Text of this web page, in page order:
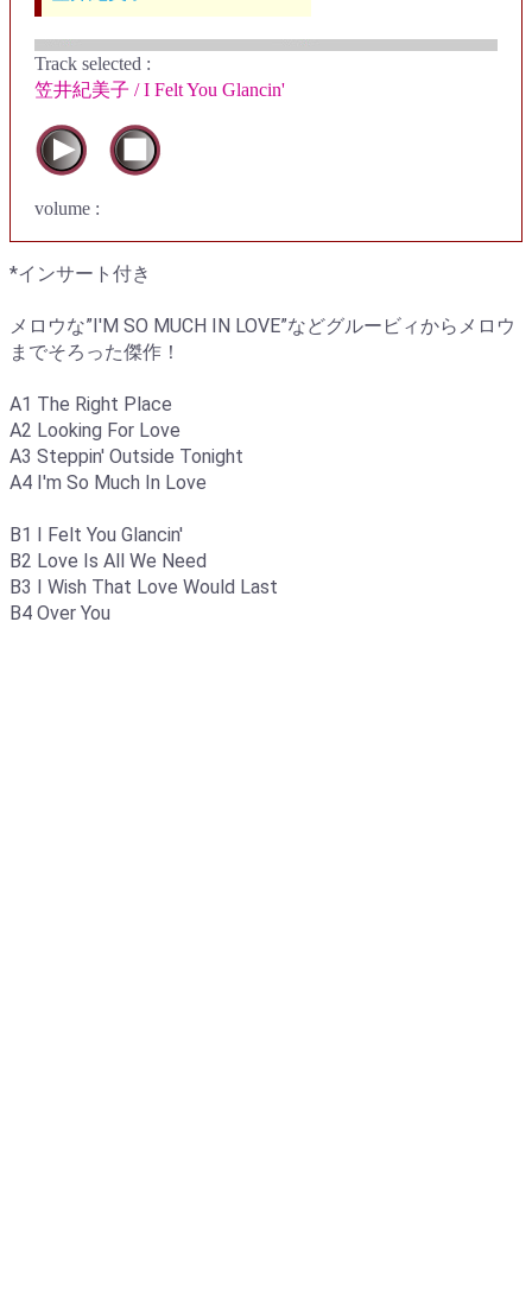
Track selected :
笠井紀美子 / I Felt You Glancin'
volume :
*インサート付き
メロウな”I'M SO MUCH IN LOVE”などグルービィからメロウ
までそろった傑作！
A1 The Right Place
A2 Looking For Love
A3 Steppin' Outside Tonight
A4 I'm So Much In Love
B1 I Felt You Glancin'
B2 Love Is All We Need
B3 I Wish That Love Would Last
B4 Over You